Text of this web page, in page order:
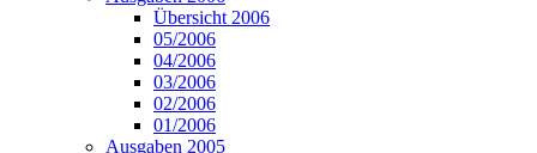
Übersicht 2006
05/2006
04/2006
03/2006
02/2006
01/2006
Ausgaben 2005